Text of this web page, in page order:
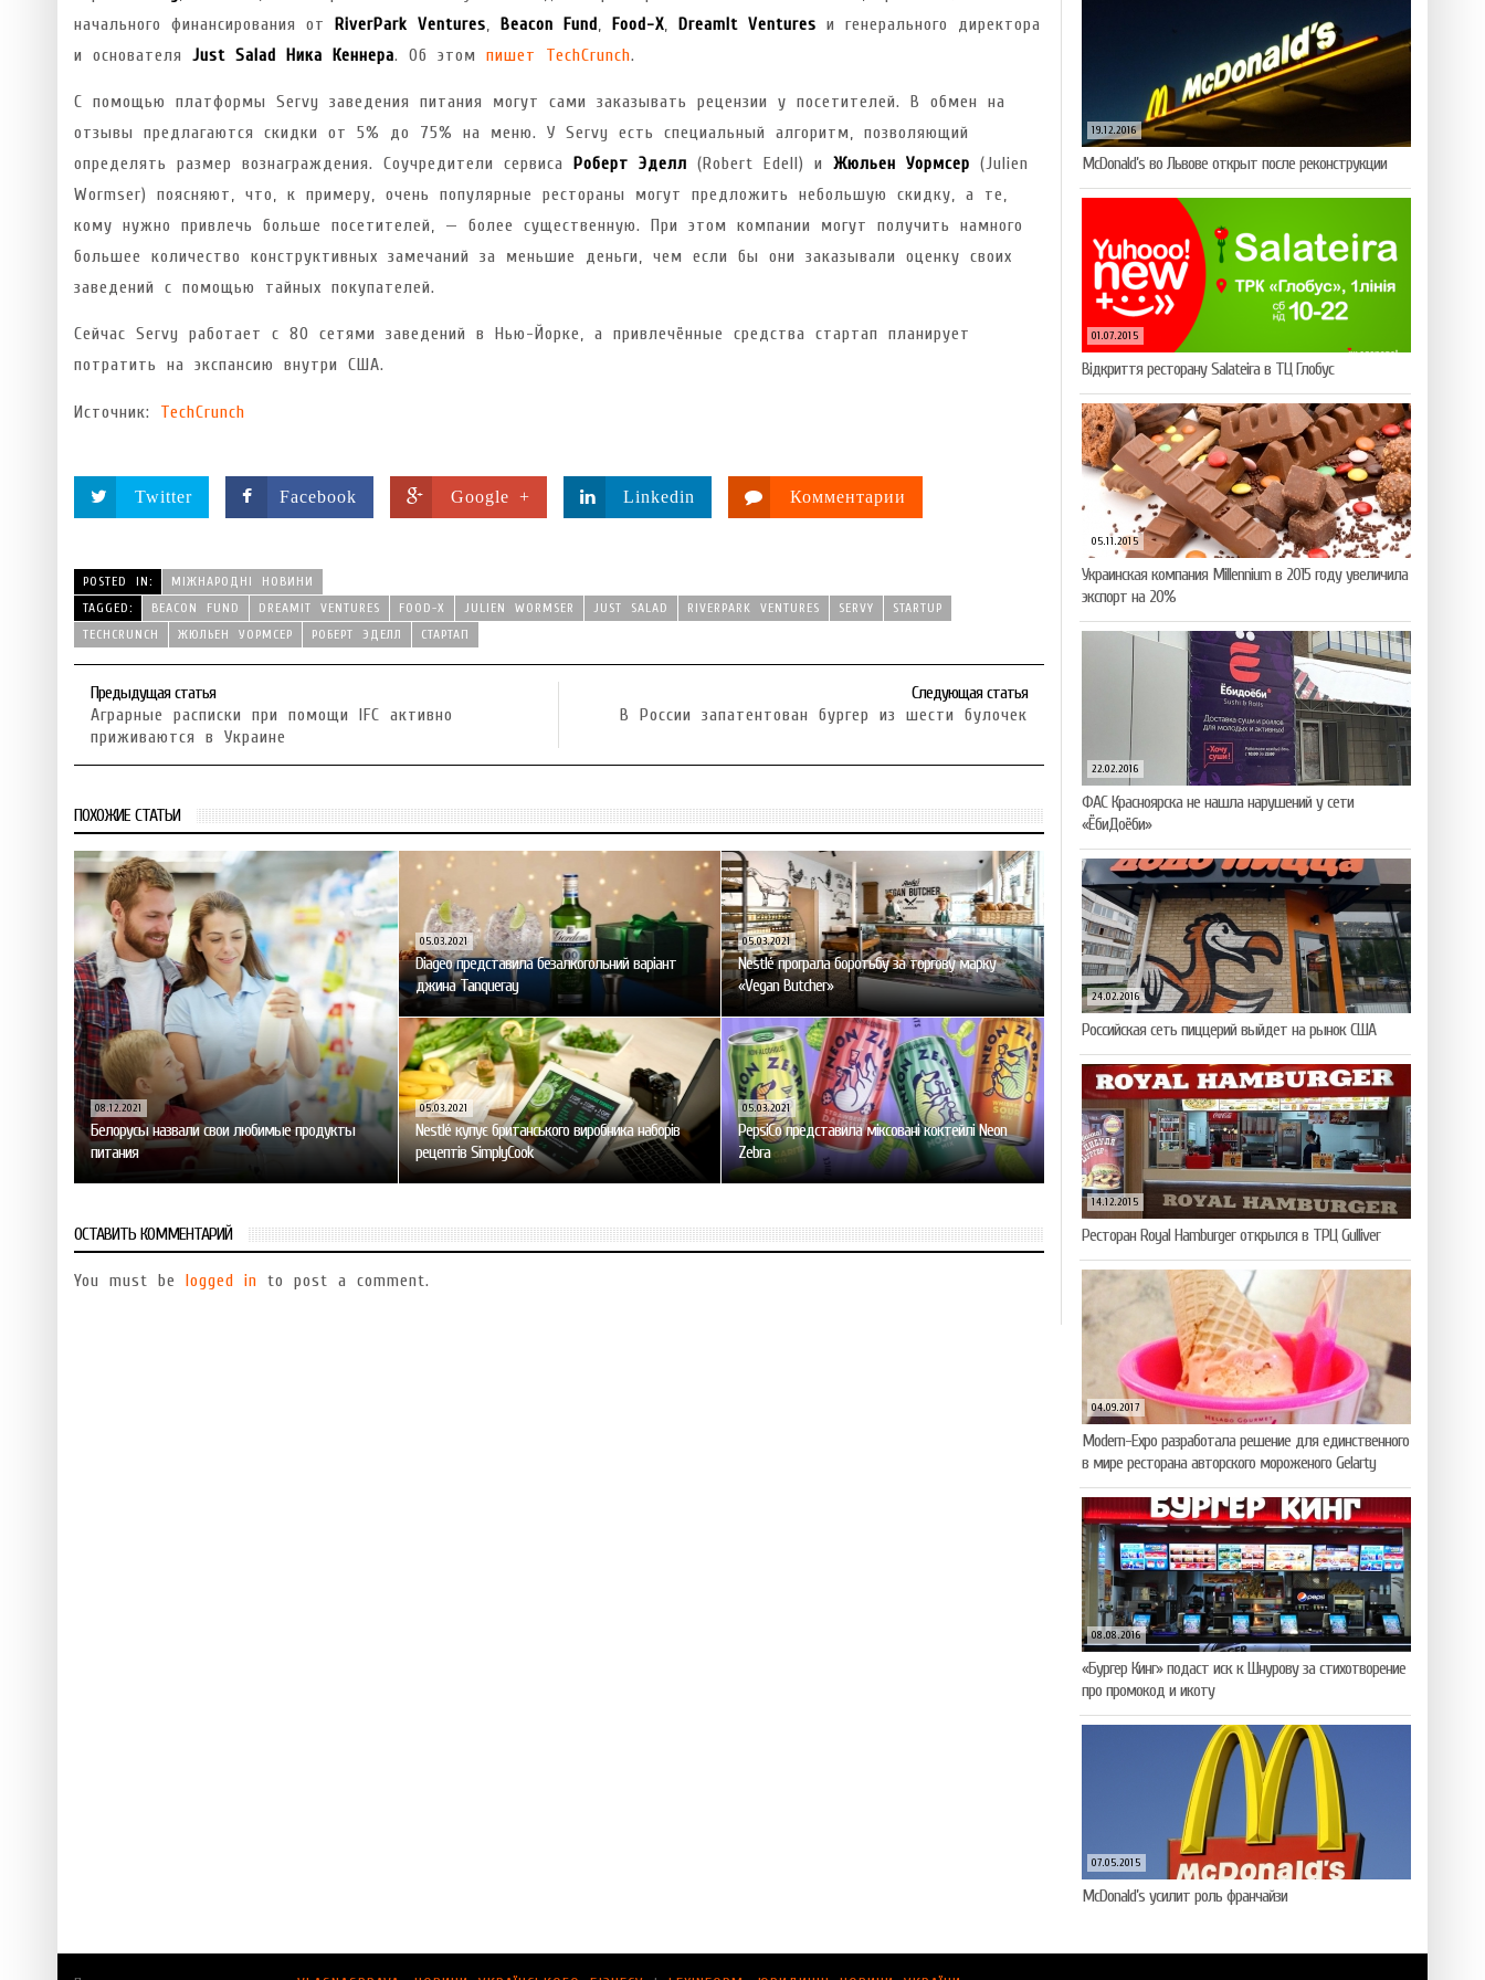
начального финансирования от RiverPark Ventures, Beacon Fund, Food-X, DreamIt Ventures и генерального директора
и основателя Just Salad Ника Кеннера. Об этом пишет TechCrunch.
С помощью платформы Servy заведения питания могут сами заказывать рецензии у посетителей. В обмен на
отзывы предлагаются скидки от 5% до 75% на меню. У Servy есть специальный алгоритм, позволяющий
определять размер вознаграждения. Соучредители сервиса Роберт Эделл (Robert Edell) и Жюльен Уормсер (Julien
Wormser) поясняют, что, к примеру, очень популярные рестораны могут предложить небольшую скидку, а те,
кому нужно привлечь больше посетителей, — более существенную. При этом компании могут получить намного
большее количество конструктивных замечаний за меньшие деньги, чем если бы они заказывали оценку своих
заведений с помощью тайных покупателей.
Сейчас Servy работает с 80 сетями заведений в Нью-Йорке, а привлечённые средства стартап планирует
потратить на экспансию внутри США.
Источник: TechCrunch
Twitter Facebook Google + Linkedin Комментарии
POSTED IN:
МІЖНАРОДНІ НОВИНИ
TAGGED:
BEACON FUND DREAMIT VENTURES FOOD-X JULIEN WORMSER JUST SALAD RIVERPARK VENTURES SERVY
STARTUP
TECHCRUNCH
ЖЮЛЬЕН УОРМСЕР РОБЕРТ ЭДЕЛЛ СТАРТАП
Предыдущая статья
Аграрные расписки при помощи IFC активно
приживаются в Украине
Следующая статья
В России запатентован бургер из шести булочек
ПОХОЖИЕ СТАТЬИ
08.12.2021
Белорусы назвали свои любимые продукты
питания
05.03.2021
Diageo представила безалкогольний варіант
джина Tanqueray
05.03.2021
Nestlé програла боротьбу за торгову марку
«Vegan Butcher»
05.03.2021
Nestlé купує британського виробника наборів
рецептів SimplyCook
05.03.2021
PepsiCo представила міксовані коктейлі Neon
Zebra
ОСТАВИТЬ КОММЕНТАРИЙ
You must be logged in to post a comment.
19.12.2016
McDonald’s во Львове открыт после реконструкции
01.07.2015
Відкриття ресторану Salateirа в ТЦ Глобус
05.11.2015
Украинская компания Millennium в 2015 году увеличила
экспорт на 20%
22.02.2016
ФАС Красноярска не нашла нарушений у сети
«ЁбиДоёби»
24.02.2016
Российская сеть пиццерий выйдет на рынок США
14.12.2015
Ресторан Royal Hamburger открылся в ТРЦ Gulliver
04.09.2017
Modern-Expo разработала решение для единственного
в мире ресторана авторского мороженого Gelarty
08.08.2016
«Бургер Кинг» подаст иск к Шнурову за стихотворение
про промокод и икоту
07.05.2015
McDonald’s усилит роль франчайзи